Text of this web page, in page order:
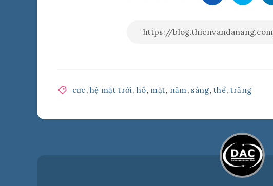
cực,hệ mặt trời,hô, mặt, năm , sáng,thể, trăng